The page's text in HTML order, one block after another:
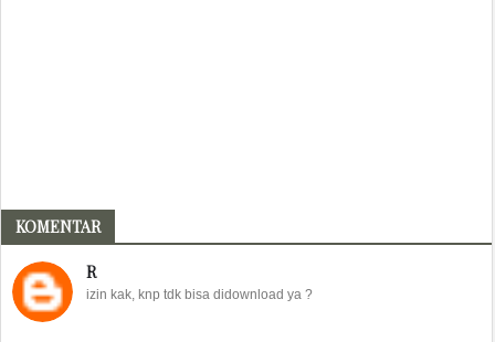
KOMENTAR
R
izin kak, knp tdk bisa didownload ya ?